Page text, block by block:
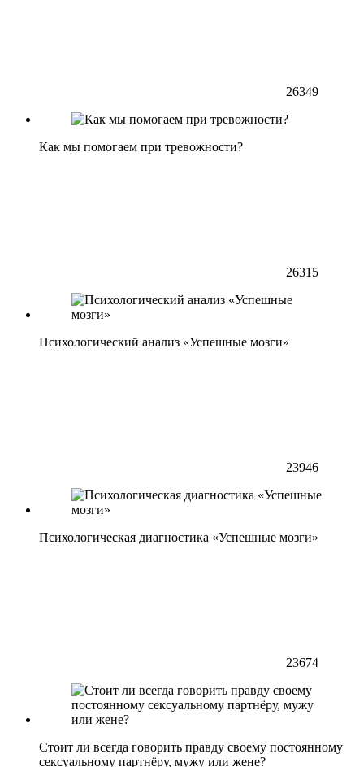
26349
Как мы помогаем при тревожности?
26315
Психологический анализ «Успешные мозги»
23946
Психологическая диагностика «Успешные мозги»
23674
Стоит ли всегда говорить правду своему постоянному
сексуальному партнёру, мужу или жене?